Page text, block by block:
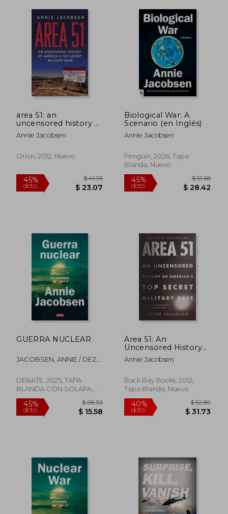
45%
dcto.
$ 53.09 45%
dcto.
area 51: an
uncensored history of
america's top secret
military base (en
Annie Jacobsen
Orion, 2012, Nuevo
45%
dcto. $ 23.07
Biological War: A
Scenario (en Inglés)
Annie Jacobsen
Penguin, 2026, Tapa
Blanda, Nuevo
45%
dcto.
GUERRA NUCLEAR
JACOBSEN, ANNIE / DEZA
DEBATE, 2025, TAPA
BLANDA CON SOLAPA,
Nuevo
Area 51: An
Uncensored History
of America'S top
Secret Military Base
Annie Jacobsen
Back Bay Books, 2012,
Tapa Blanda, Nuevo